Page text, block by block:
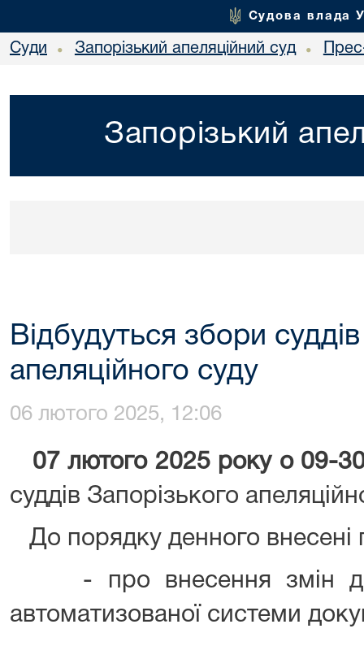
Судова влада
Суди • Запорізький апеляційний суд •
Запорізький
Відбудуться збори
апеляційного суду
06 лютого 2025, 12:06
07 лютого 2025 року о 09-
суддів Запорізького
До порядку денного внесені
- про внесення змін до
автоматизованої системи